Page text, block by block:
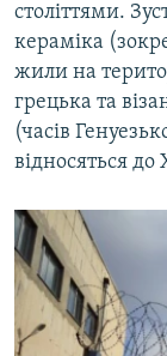
століттями.
кераміка
жили на
грецька та
(часів
відносяться до